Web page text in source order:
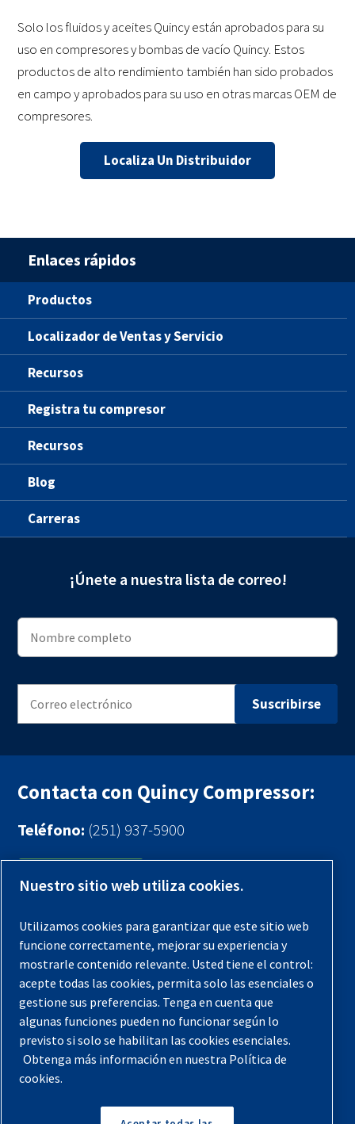
Solo los fluidos y aceites Quincy están aprobados para su
uso en compresores y bombas de vacío Quincy. Estos
productos de alto rendimiento también han sido probados
en campo y aprobados para su uso en otras marcas OEM de
compresores.
Localiza Un Distribuidor
Enlaces rápidos
Productos
Localizador de Ventas y Servicio
Recursos
Registra tu compresor
Recursos
Blog
Carreras
¡Únete a nuestra lista de correo!
Contacta con Quincy Compressor:
Teléfono: (251) 937-5900
Contáctenos
Registra tu compresor
Aviso legal
Garantías
Política de privacidad
Términos y Condiciones
Mapa del sitio
© 2026 Quincy Compressor. Todos los derechos
Nuestro sitio web utiliza cookies.
Utilizamos cookies para garantizar que este sitio web
funcione correctamente, mejorar su experiencia y
mostrarle contenido relevante. Usted tiene el control:
acepte todas las cookies, permita solo las esenciales o
gestione sus preferencias. Tenga en cuenta que
algunas funciones pueden no funcionar según lo
previsto si solo se habilitan las cookies esenciales.
Obtenga más información en nuestra Política de
cookies.